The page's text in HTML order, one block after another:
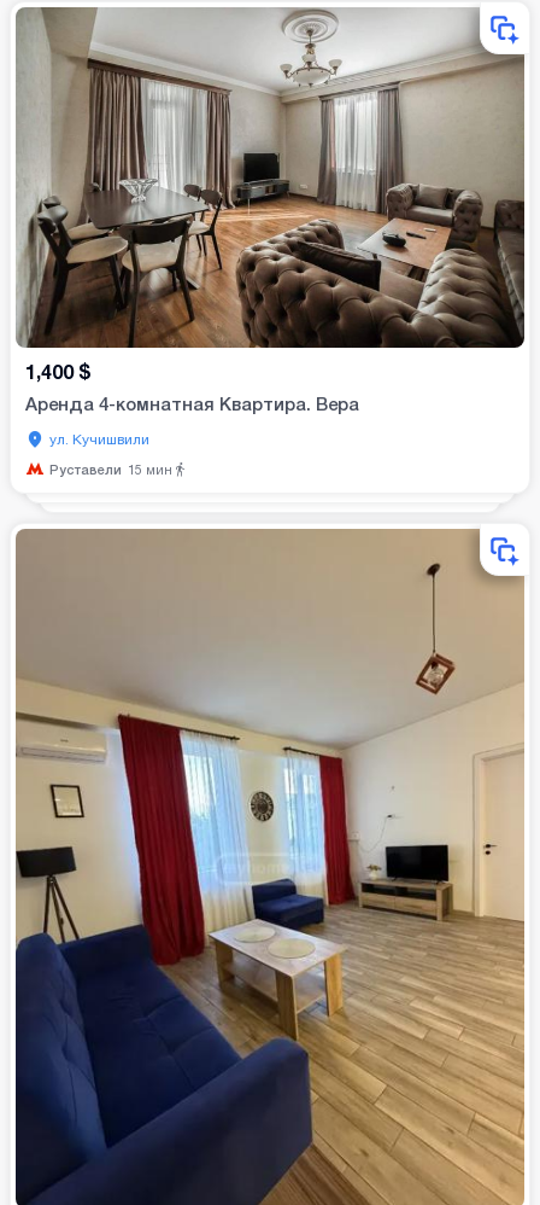
1,400 $
Аренда 4-комнатная Квартира. Вера
ул. Кучишвили
Руставели 15 мин